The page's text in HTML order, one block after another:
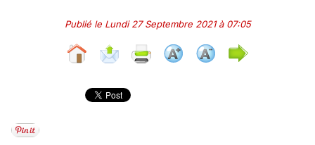
Publié le Lundi 27 Septembre 2021 à 07:05